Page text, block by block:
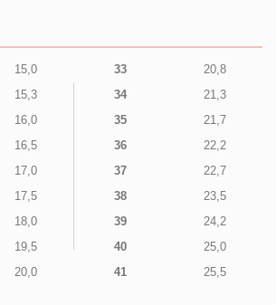
15,0
15,3
16,0
16,5
17,0
17,5
18,0
19,5
20,0
33
20,8
34
21,3
35
21,7
36
22,2
37
22,7
38
23,5
39
24,2
40
25,0
41
25,5